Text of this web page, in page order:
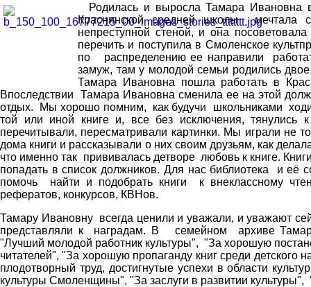
Родилась и выросла Тамара
Краснинской средней школы мечтала
непреступной стеной, и она
перечить и поступила в Смоленское
по распределению ее направили
замуж, там у молодой семьи родились
Тамара Ивановна пошла работать в
Впоследствии Тамара Ивановна сменила ее на этой
отдых. Мы хорошо помним, как будучи школьниками
той или иной книге и, все без исключения,
перечитывали, пересматривали картинки. Мы играли не
дома книги и рассказывали о них своим друзьям, как
что именно так прививалась детворе любовь к книге.
попадать в список должников. Для нас библиотека и
помочь найти и подобрать книги к внеклассному
рефератов, конкурсов, КВНов.
Тамару Ивановну всегда ценили и уважали, и уважают
представляли к наградам. В семейном архиве
"Лучший молодой работник культуры", "За хорошую
читателей", "За хорошую пропаганду книг среди детского
плодотворный труд, достигнутые успехи в области
культуры Смоленщины", "За заслуги в развитии